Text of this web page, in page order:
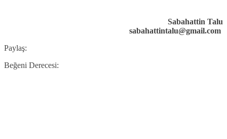
Sabahattin Talu
sabahattintalu@gmail.com
Paylaş:
Beğeni Derecesi: